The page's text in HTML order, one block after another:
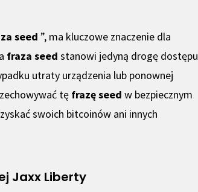
seed ”, ma kluczowe znaczenie dla
fraza seed stanowi jedyną drogę dostępu
utraty urządzenia lub ponownej
tę frazę seed w bezpiecznym
swoich bitcoinów ani innych
Jaxx Liberty